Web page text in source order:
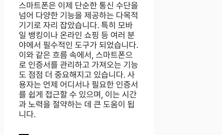
스마트폰은 이제 단순한 통신 수단을
넘어 다양한 기능을 제공하는 다목적
기기로 자리 잡았습니다. 특히 모바
일 뱅킹이나 온라인 쇼핑 등 여러 분
야에서 필수적인 도구가 되었습니다.
이와 같은 흐름 속에서, 스마트폰으
로 인증서를 관리하고 가져오는 기능
도 점점 더 중요해지고 있습니다. 사
용자는 언제 어디서나 필요한 인증서
를 쉽게 접근할 수 있으며, 이는 시간
과 노력을 절약하는 데 큰 도움이 됩
니다.